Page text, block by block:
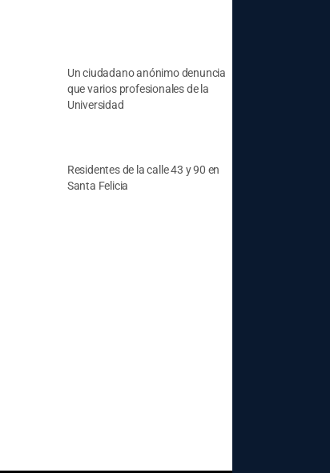
Un ciudadano anónimo denuncia
que varios profesionales de la
Universidad
Residentes de la calle 43 y 90 en
Santa Felicia